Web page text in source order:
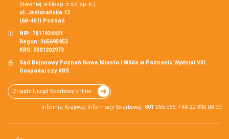
(dawniej: e-file sp. z o.o. sp. k.)
ul. Jeziorańska 12
(60-461) Poznań
NIP: 7811934421
Regon: 365695953
KRS: 0001202973
Sąd Rejonowy Poznań Nowe Miasto i Wilda w Poznaniu Wydział VIII
Gospodarczy KRS.
Znajdź Urząd Skarbowy online
Infolinia Krajowej Informacji Skarbowej: 801 055 055, +48 22 330 03 30